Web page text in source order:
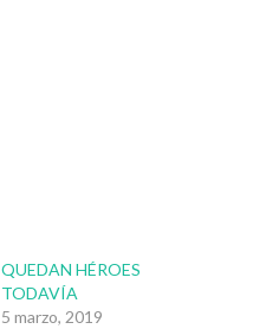
QUEDAN HÉROES
TODAVÍA
5 marzo, 2019